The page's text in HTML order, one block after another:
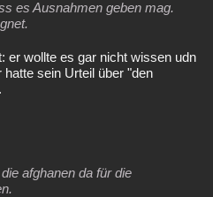
es Ausnahmen geben mag.
er wollte es gar nicht wissen udn
sein Urteil über "den
afghanen da für die